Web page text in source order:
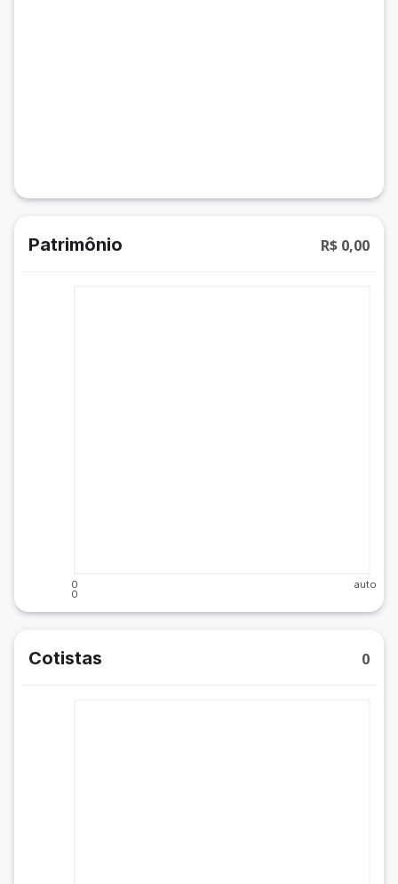
Patrimônio R$ 0,00
0
0
auto
Cotistas 0